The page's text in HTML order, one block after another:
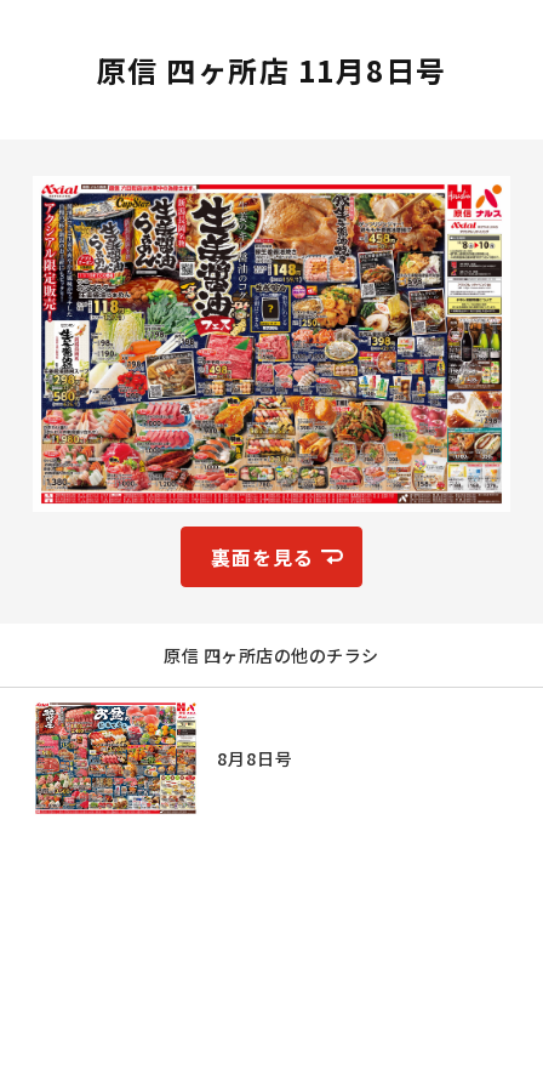
原信 四ヶ所店 11月8日号
裏面を見る
原信 四ヶ所店の他のチラシ
8月8日号